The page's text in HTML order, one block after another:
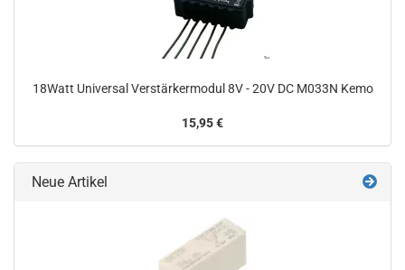
18Watt Universal Verstärkermodul 8V - 20V DC M033N Kemo
15,95 €
Neue Artikel